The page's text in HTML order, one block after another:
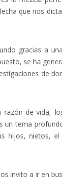
que nos
gracias a
se ha
de
de vida,
un tema
hijos, nietos,
invito a ir en